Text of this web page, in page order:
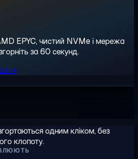
EPYC, чистий NVMe і мережа
за 60 секунд.
→
одним кліком, без
клопоту.